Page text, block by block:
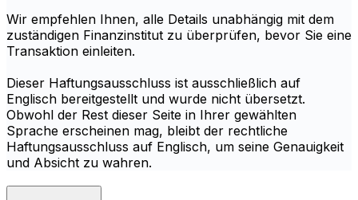
Wir empfehlen Ihnen, alle Details unabhängig mit dem
zuständigen Finanzinstitut zu überprüfen, bevor Sie eine
Transaktion einleiten.
Dieser Haftungsausschluss ist ausschließlich auf
Englisch bereitgestellt und wurde nicht übersetzt.
Obwohl der Rest dieser Seite in Ihrer gewählten
Sprache erscheinen mag, bleibt der rechtliche
Haftungsausschluss auf Englisch, um seine Genauigkeit
und Absicht zu wahren.